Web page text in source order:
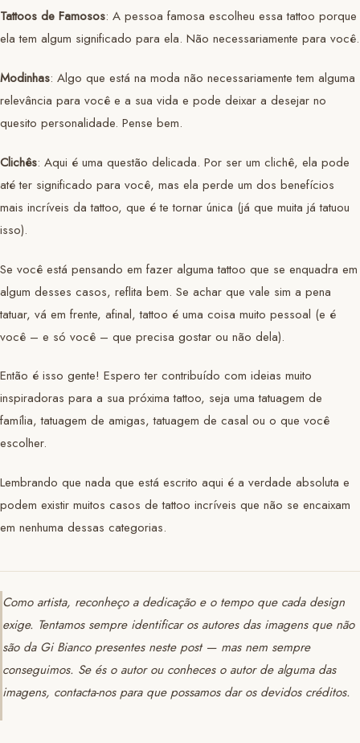
Tattoos de Famosos: A pessoa famosa escolheu essa tattoo porque
ela tem algum significado para ela. Não necessariamente para você.
Modinhas: Algo que está na moda não necessariamente tem alguma
relevância para você e a sua vida e pode deixar a desejar no
quesito personalidade. Pense bem.
Clichês: Aqui é uma questão delicada. Por ser um clichê, ela pode
até ter significado para você, mas ela perde um dos benefícios
mais incríveis da tattoo, que é te tornar única (já que muita já tatuou
isso).
Se você está pensando em fazer alguma tattoo que se enquadra em
algum desses casos, reflita bem. Se achar que vale sim a pena
tatuar, vá em frente, afinal, tattoo é uma coisa muito pessoal (e é
você – e só você – que precisa gostar ou não dela).
Então é isso gente! Espero ter contribuído com ideias muito
inspiradoras para a sua próxima tattoo, seja uma tatuagem de
família, tatuagem de amigas, tatuagem de casal ou o que você
escolher.
Lembrando que nada que está escrito aqui é a verdade absoluta e
podem existir muitos casos de tattoo incríveis que não se encaixam
em nenhuma dessas categorias.
Como artista, reconheço a dedicação e o tempo que cada design
exige. Tentamos sempre identificar os autores das imagens que não
são da Gi Bianco presentes neste post — mas nem sempre
conseguimos. Se és o autor ou conheces o autor de alguma das
imagens, contacta-nos para que possamos dar os devidos créditos.